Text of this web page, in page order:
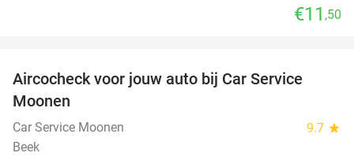
€11 ,50
Aircocheck voor jouw auto bij Car Service
Moonen
Car Service Moonen 9.7 star
Beek